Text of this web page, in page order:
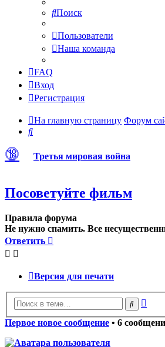
Поиск
Пользователи
Наша команда
FAQ
Вход
Регистрация
На главную страницу Форум
Поиск
🔞 Третья мировая война
Посоветуйте фильм
Правила форума
Не нужно спамить. Все
Ответить
Версия для печати
Поиск
Первое новое сообщение • 6